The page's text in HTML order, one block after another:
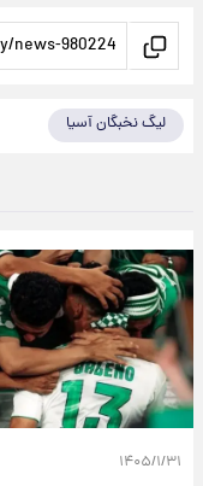
لیگ نخبگان آسیا
۱۴۰۵/۱/۳۱